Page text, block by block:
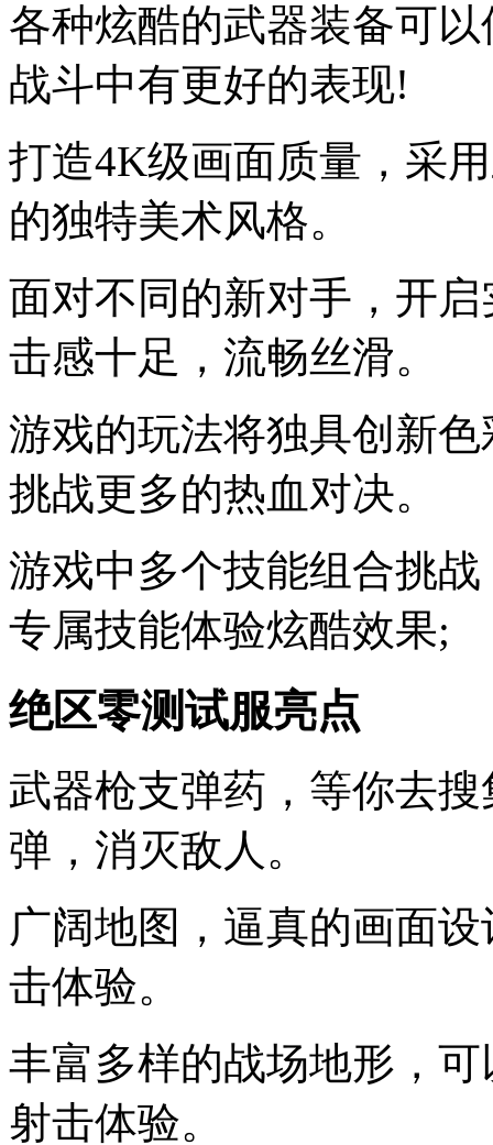
各种炫酷的武器装备可
战斗中有更好的表现!
打造4K级画面质量，采
的独特美术风格。
面对不同的新对手，开
击感十足，流畅丝滑。
游戏的玩法将独具创新
挑战更多的热血对决。
游戏中多个技能组合挑
专属技能体验炫酷效果;
绝区零测试服亮点
武器枪支弹药，等你去
弹，消灭敌人。
广阔地图，逼真的画面
击体验。
丰富多样的战场地形，
射击体验。